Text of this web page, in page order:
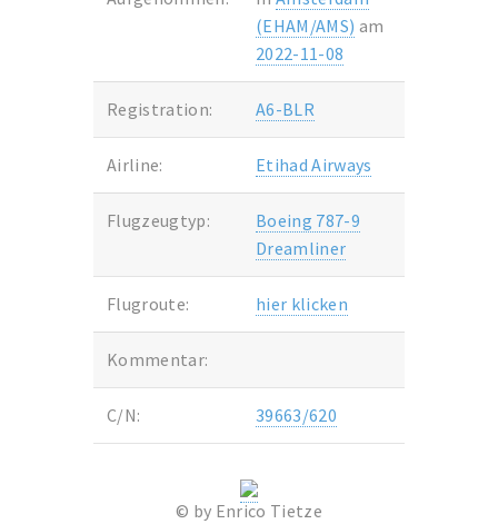
(EHAM/AMS) am
2022-11-08
Registration: A6-BLR
Airline: Etihad Airways
Flugzeugtyp:
Boeing 787-9
Dreamliner
Flugroute: hier klicken
Kommentar:
C/N: 39663/620
© by Enrico Tietze